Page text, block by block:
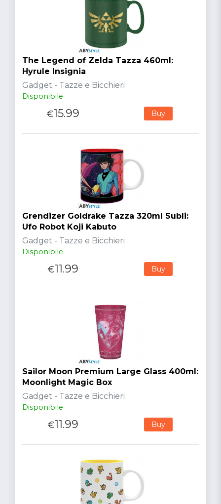
The Legend of Zelda Tazza 460ml:
Hyrule Insignia
Gadget - Tazze e Bicchieri
Disponibile
€15.99 Buy
Grendizer Goldrake Tazza 320ml Subli:
Ufo Robot Koji Kabuto
Gadget - Tazze e Bicchieri
Disponibile
€11.99 Buy
Sailor Moon Premium Large Glass 400ml:
Moonlight Magic Box
Gadget - Tazze e Bicchieri
Disponibile
€11.99 Buy